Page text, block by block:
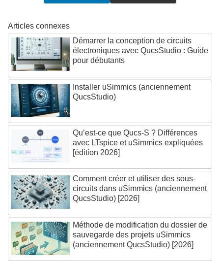
Articles connexes
Démarrer la conception de circuits
électroniques avec QucsStudio : Guide
pour débutants
Installer uSimmics (anciennement
QucsStudio)
Qu’est-ce que Qucs-S ? Différences
avec LTspice et uSimmics expliquées
[édition 2026]
Comment créer et utiliser des sous-
circuits dans uSimmics (anciennement
QucsStudio) [2026]
Méthode de modification du dossier de
sauvegarde des projets uSimmics
(anciennement QucsStudio) [2026]